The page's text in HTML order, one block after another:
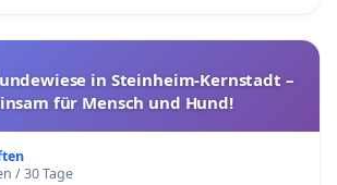
in Steinheim-Kernstadt –
für Mensch und Hund!
/ 30 Tage